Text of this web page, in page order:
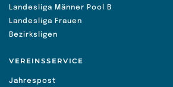
Landesliga Männer Pool B
Landesliga Frauen
Bezirksligen
VEREINSSERVICE
Jahrespost